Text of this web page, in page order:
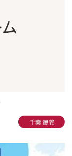
千葉 徳義